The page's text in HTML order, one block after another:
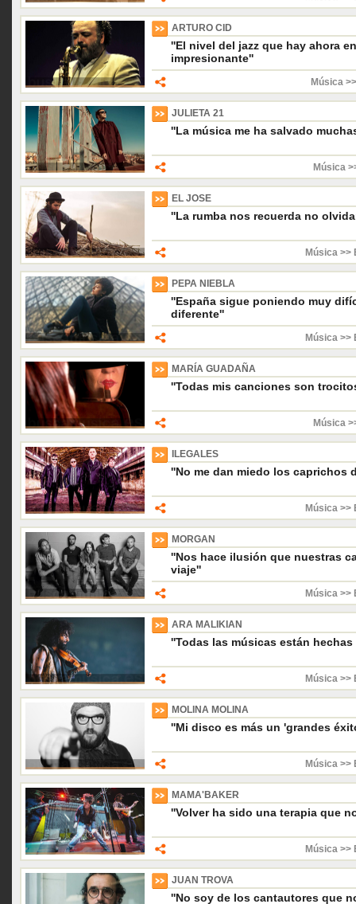
ARTURO CID
''El nivel del jazz que hay ahora
impresionante''
Música
JULIETA 21
''La música me ha salvado
Música
EL JOSE
''La rumba nos recuerda no
Música >>
PEPA NIEBLA
''España sigue poniendo muy
diferente''
Música >>
MARÍA GUADAÑA
''Todas mis canciones son
Música
ILEGALES
''No me dan miedo los caprichos
Música >>
MORGAN
''Nos hace ilusión que nuestras
viaje''
Música >>
ARA MALIKIAN
''Todas las músicas están
Música >>
MOLINA MOLINA
''Mi disco es más un 'grandes
Música >>
MAMA'BAKER
''Volver ha sido una terapia que
Música >>
JUAN TROVA
''No soy de los cantautores que